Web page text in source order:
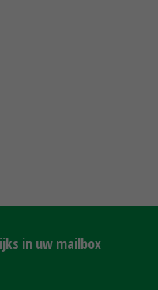
in uw mailbox